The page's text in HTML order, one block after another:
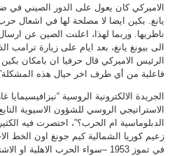
الاميركي كان يعول على الدور الصيني في
يانغ. بكين ايضا لا مصلحة لها في اشعال
ناظريها. وربما لهذا، اعلنت الصين عن
الى بيونغ يانغ، بعد ايام على زيارة
الرئيس الاميركي قال حرفيا ان بامكان
فاعلية من أي طرف اخر حيال هذه
الجريدة الالكترونية الروسية
الاستراتيجي الروسي للشؤون الاسيوية
الدبلوماسية ام الحرب؟”، اختصرت فيه
زعيم كوريا الشمالية كيم جونغ اون الخط
في تموز 1953 –سواء الحرب